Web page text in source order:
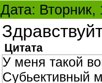
Дата:
Цитата
У меня такой
Субьективный